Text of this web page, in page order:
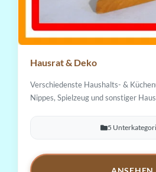
Hausrat & Deko
Verschiedenste Haushalts- &
Nippes, Spielzeug und sonstiger
5